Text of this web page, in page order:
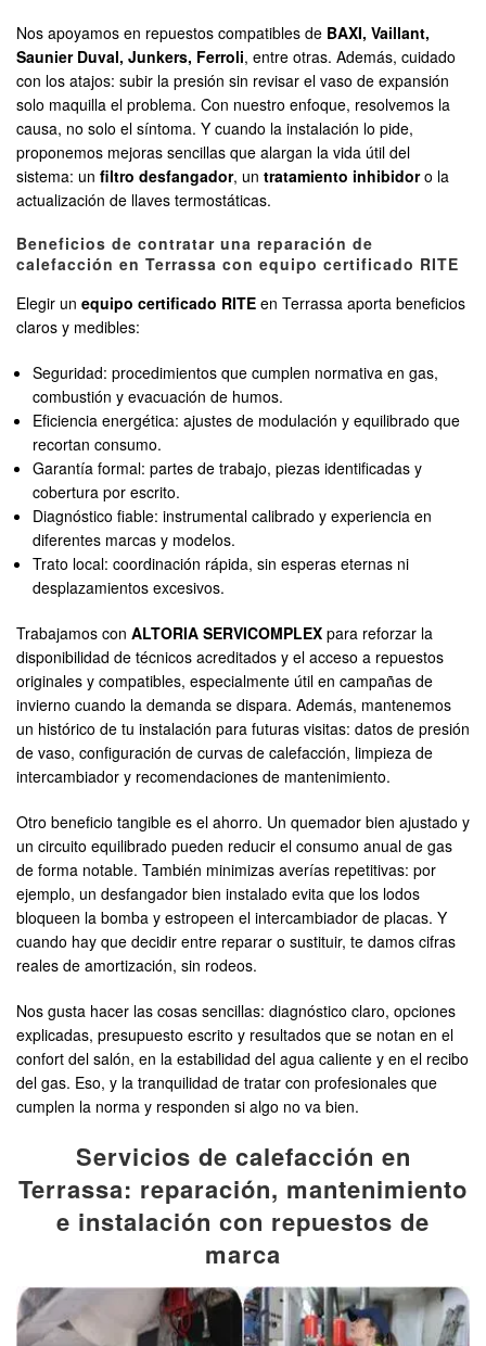
Nos apoyamos en repuestos compatibles de BAXI, Vaillant,
Saunier Duval, Junkers, Ferroli, entre otras. Además, cuidado
con los atajos: subir la presión sin revisar el vaso de expansión
solo maquilla el problema. Con nuestro enfoque, resolvemos la
causa, no solo el síntoma. Y cuando la instalación lo pide,
proponemos mejoras sencillas que alargan la vida útil del
sistema: un filtro desfangador, un tratamiento inhibidoro la
actualización de llaves termostáticas.
Beneficios de contratar una reparación de
calefacción en Terrassa con equipo certificado RITE
Elegir un equipo certificado RITE en Terrassa aporta beneficios
claros y medibles:
Seguridad: procedimientos que cumplen normativa en gas,
combustión y evacuación de humos.
Eficiencia energética: ajustes de modulación y equilibrado que
recortan consumo.
Garantía formal: partes de trabajo, piezas identificadas y
cobertura por escrito.
Diagnóstico fiable: instrumental calibrado y experiencia en
diferentes marcas y modelos.
Trato local: coordinación rápida, sin esperas eternas ni
desplazamientos excesivos.
Trabajamos con ALTORIA SERVICOMPLEX para reforzar la
disponibilidad de técnicos acreditados y el acceso a repuestos
originales y compatibles, especialmente útil en campañas de
invierno cuando la demanda se dispara. Además, mantenemos
un histórico de tu instalación para futuras visitas: datos de presión
de vaso, configuración de curvas de calefacción, limpieza de
intercambiador y recomendaciones de mantenimiento.
Otro beneficio tangible es el ahorro. Un quemador bien ajustado y
un circuito equilibrado pueden reducir el consumo anual de gas
de forma notable. También minimizas averías repetitivas: por
ejemplo, un desfangador bien instalado evita que los lodos
bloqueen la bomba y estropeen el intercambiador de placas. Y
cuando hay que decidir entre reparar o sustituir, te damos cifras
reales de amortización, sin rodeos.
Nos gusta hacer las cosas sencillas: diagnóstico claro, opciones
explicadas, presupuesto escrito y resultados que se notan en el
confort del salón, en la estabilidad del agua caliente y en el recibo
del gas. Eso, y la tranquilidad de tratar con profesionales que
cumplen la norma y responden si algo no va bien.
Servicios de calefacción en
Terrassa: reparación, mantenimiento
e instalación con repuestos de
marca